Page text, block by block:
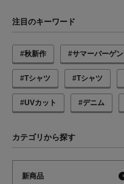
注目のキーワード
#秋新作 #サマーバーゲン
#Tシャツ #Tシャツ
#UVカット #デニム
カテゴリから探す
新商品